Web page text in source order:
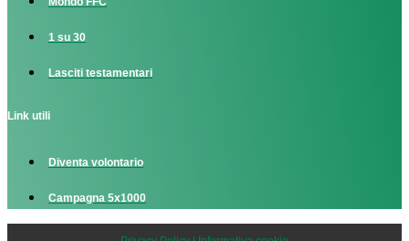
1 su 30
Lasciti testamentari
Link utili
Diventa volontario
Campagna 5x1000